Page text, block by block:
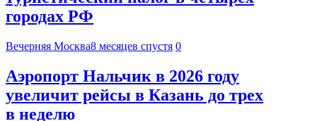
городах РФ
Вечерняя Москва8 месяцев спустя 0
Аэропорт Нальчик в 2026 году
увеличит рейсы в Казань до трех
в неделю